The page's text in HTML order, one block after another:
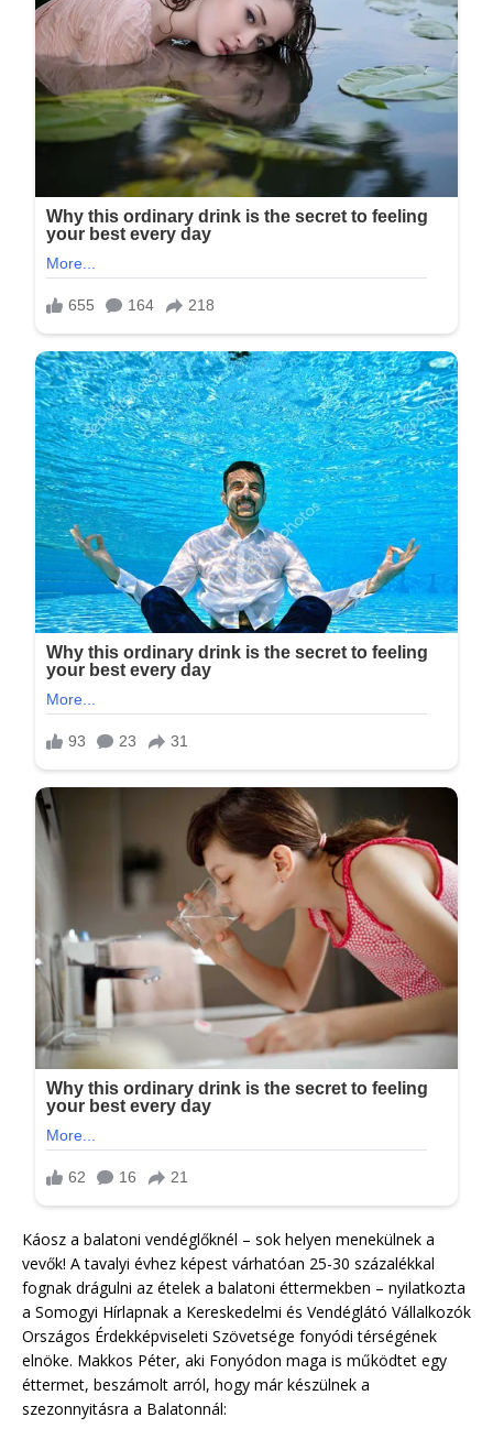
Káosz a balatoni vendéglőknél – sok helyen menekülnek a
vevők! A tavalyi évhez képest várhatóan 25-30 százalékkal
fognak drágulni az ételek a balatoni éttermekben – nyilatkozta
a Somogyi Hírlapnak a Kereskedelmi és Vendéglátó Vállalkozók
Országos Érdekképviseleti Szövetsége fonyódi térségének
elnöke. Makkos Péter, aki Fonyódon maga is működtet egy
éttermet, beszámolt arról, hogy már készülnek a
szezonnyitásra a Balatonnál: